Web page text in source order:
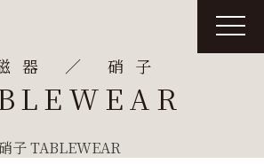
器 ／ 硝子
t
o
g